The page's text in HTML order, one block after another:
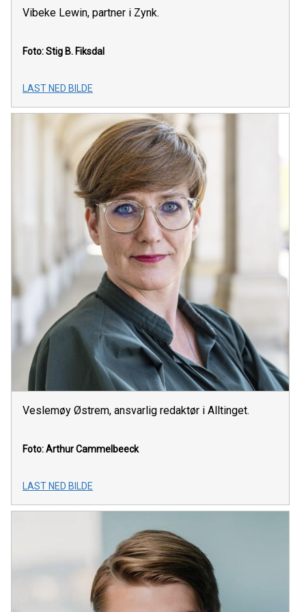
Vibeke Lewin, partner i Zynk.
Foto: Stig B. Fiksdal
LAST NED BILDE
Veslemøy Østrem, ansvarlig redaktør i Alltinget.
Foto: Arthur Cammelbeeck
LAST NED BILDE